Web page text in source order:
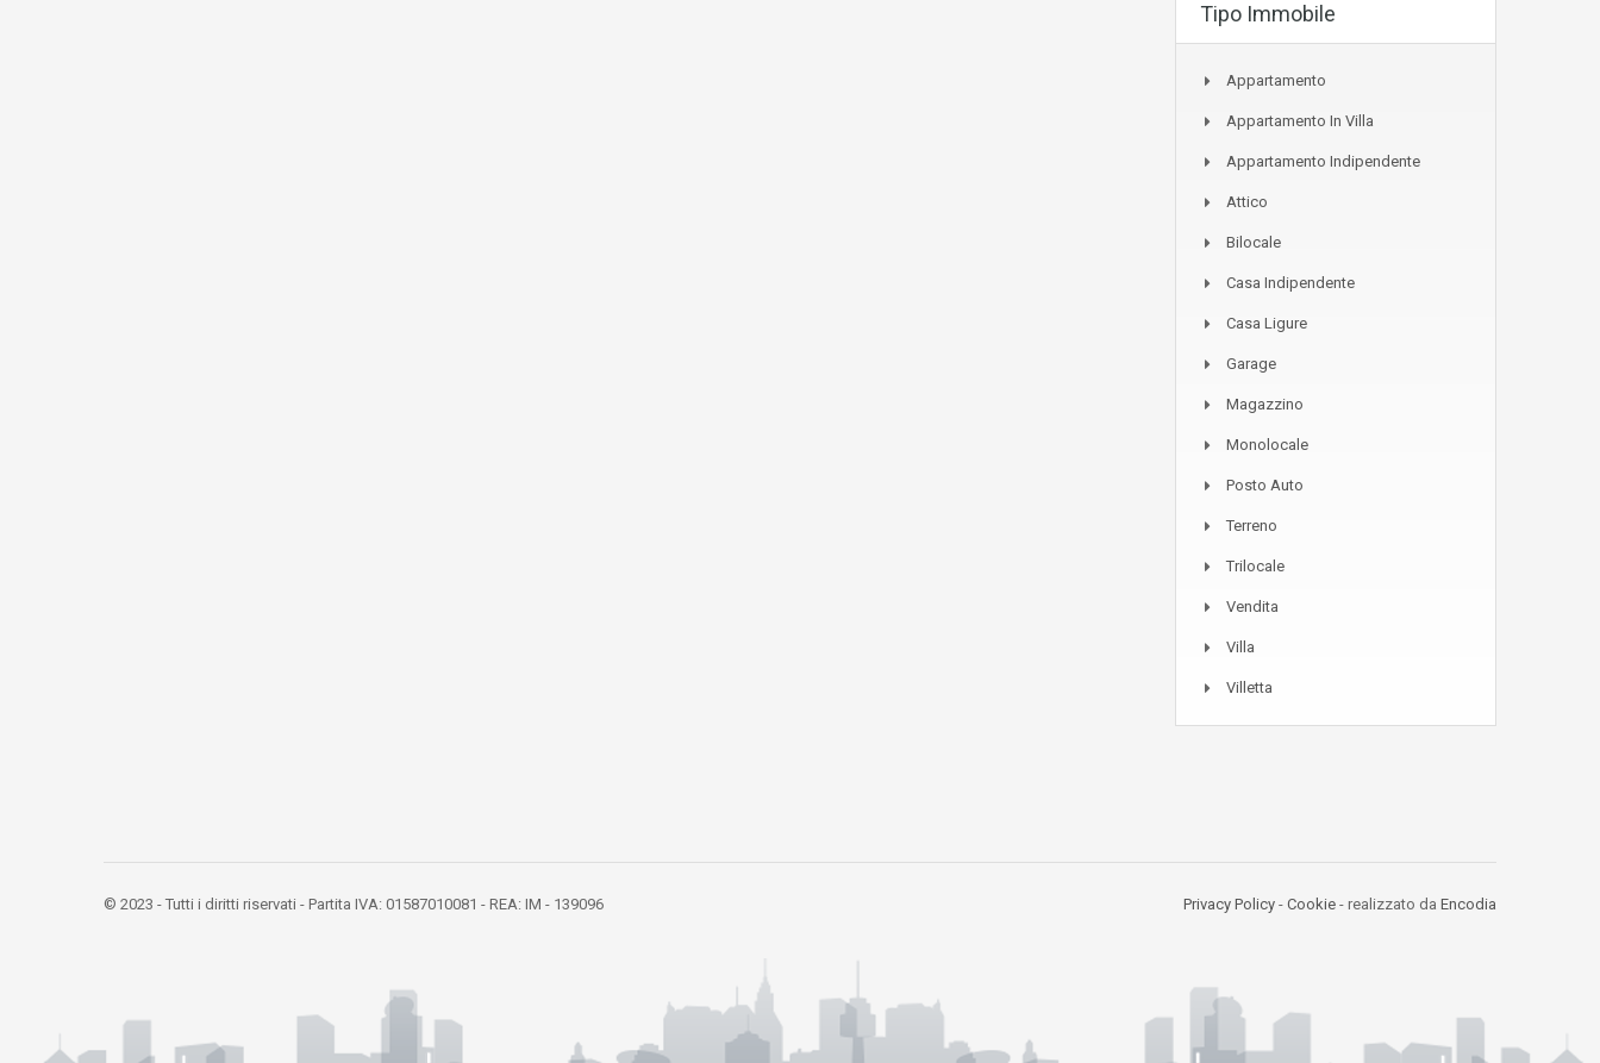
Tipo Immobile
Appartamento
Appartamento In Villa
Appartamento Indipendente
Attico
Bilocale
Casa Indipendente
Casa Ligure
Garage
Magazzino
Monolocale
Posto Auto
Terreno
Trilocale
Vendita
Villa
Villetta
© 2023 - Tutti i diritti riservati - Partita IVA: 01587010081 - REA: IM - 139096 Privacy Policy - Cookie - realizzato da Encodia